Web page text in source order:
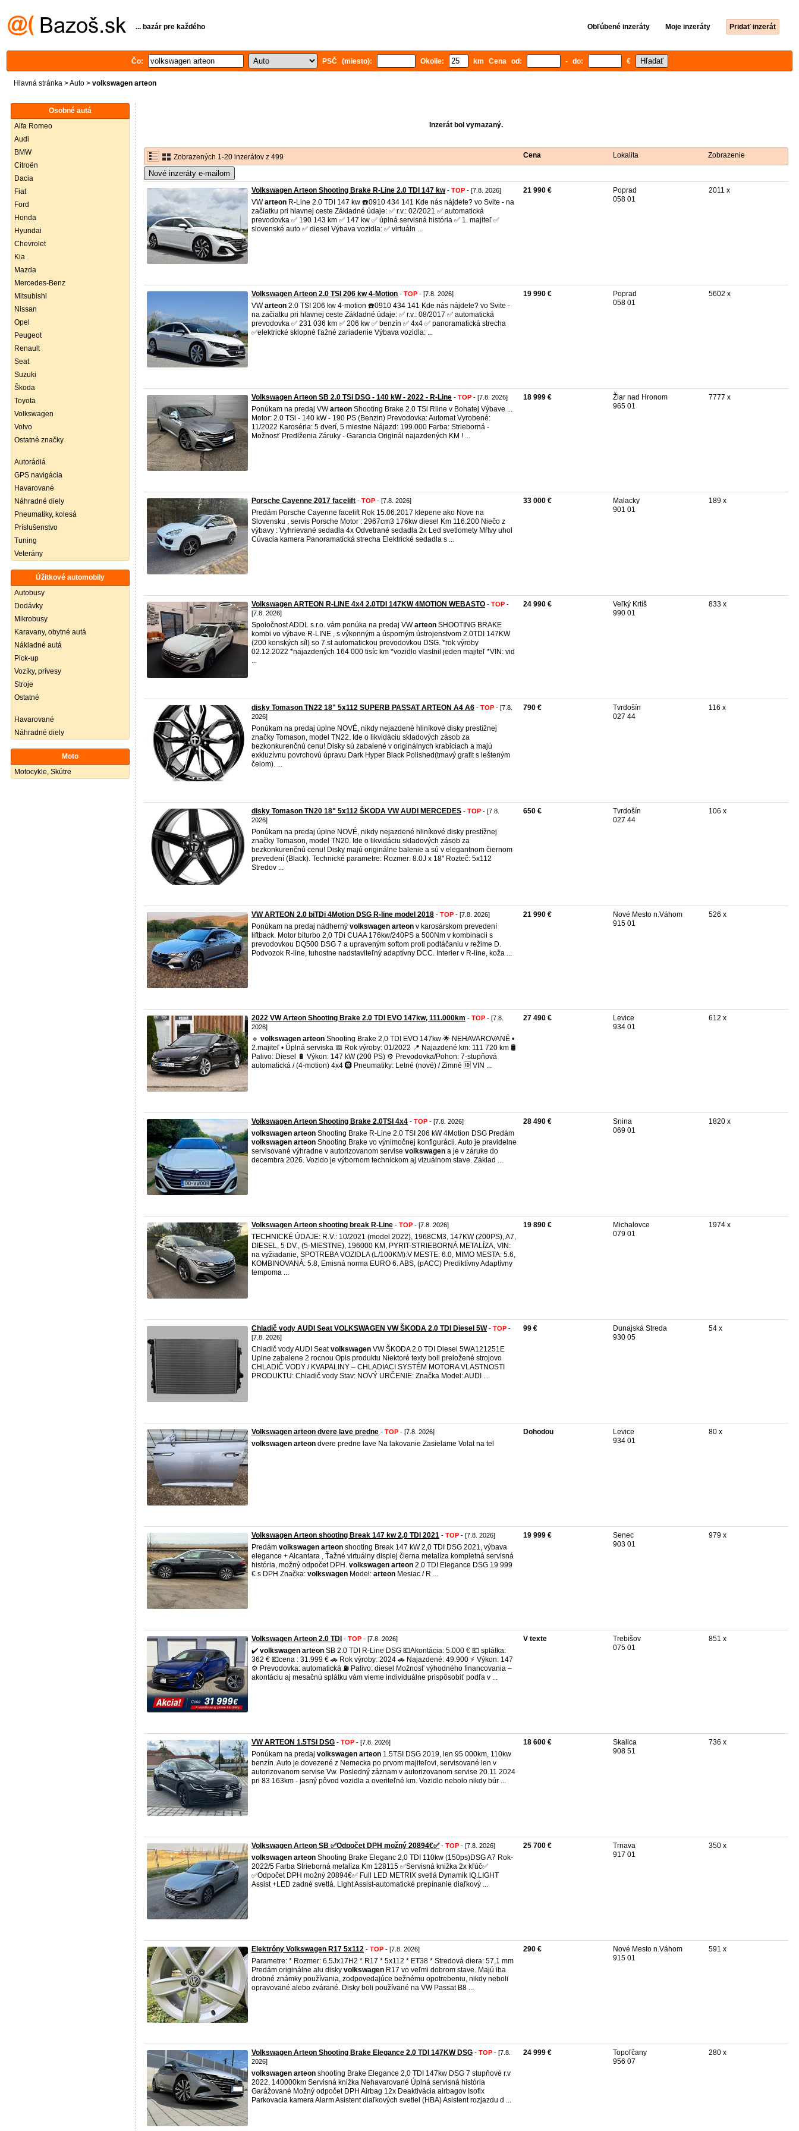
... bazár pre každého Obľúbené inzeráty Moje inzeráty Pridať inzerát
Čo: PSČ (miesto): Okolie: km Cena od: - do: €
Hlavná stránka >Auto > volkswagen arteon
Osobné autá
Alfa Romeo
Audi
BMW
Citroën
Dacia
Fiat
Ford
Honda
Hyundai
Chevrolet
Kia
Mazda
Mercedes-Benz
Mitsubishi
Nissan
Opel
Peugeot
Renault
Seat
Suzuki
Škoda
Toyota
Volkswagen
Volvo
Ostatné značky
Autorádiá
GPS navigácia
Havarované
Náhradné diely
Pneumatiky, kolesá
Príslušenstvo
Tuning
Veterány
Úžitkové automobily
Autobusy
Dodávky
Mikrobusy
Karavany, obytné autá
Nákladné autá
Pick-up
Vozíky, prívesy
Stroje
Ostatné
Havarované
Náhradné diely
Moto
Motocykle, Skútre
Inzerát bol vymazaný.
Zobrazených 1-20 inzerátov z 499 Cena Lokalita Zobrazenie
Nové inzeráty e-mailom
Volkswagen Arteon Shooting Brake R-Line 2.0 TDI 147 kw- TOP - [7.8. 2026]
VWarteon R-Line 2.0 TDI 147 kw ☎️0910 434 141 Kde nás nájdete? vo Svite - na
začiatku pri hlavnej ceste Základné údaje: ✅ r.v.: 02/2021 ✅ automatická
prevodovka ✅ 190 143 km ✅ 147 kw ✅ úplná servisná história ✅ 1. majiteľ ✅
slovenské auto ✅ diesel Výbava vozidla: ✅ virtuáln ...
21 990 €
Poprad
058 01
2011 x
Volkswagen Arteon 2.0 TSI 206 kw 4-Motion - TOP - [7.8. 2026]
VWarteon 2.0 TSI 206 kw 4-motion ☎️0910 434 141 Kde nás nájdete? vo Svite -
na začiatku pri hlavnej ceste Základné údaje: ✅ r.v.: 08/2017 ✅ automatická
prevodovka ✅ 231 036 km ✅ 206 kw ✅ benzín ✅ 4x4 ✅ panoramatická strecha
✅elektrické sklopné ťažné zariadenie Výbava vozidla: ...
19 990 €
Poprad
058 01
5602 x
Volkswagen Arteon SB 2.0 TSi DSG - 140 kW - 2022 - R-Line - TOP - [7.8. 2026]
Ponúkam na predaj VWarteon Shooting Brake 2.0 TSi Rline v Bohatej Výbave ...
Motor: 2.0 TSi - 140 kW - 190 PS (Benzin) Prevodovka: Automat Vyrobené:
11/2022 Karoséria: 5 dverí, 5 miestne Nájazd: 199.000 Farba: Strieborná -
Možnosť Predlženia Záruky - Garancia Originál najazdených KM ! ...
18 999 €
Žiar nad Hronom
965 01
7777 x
Porsche Cayenne 2017 facelift - TOP - [7.8. 2026]
Predám Porsche Cayenne facelift Rok 15.06.2017 klepene ako Nove na
Slovensku , servis Porsche Motor : 2967cm3 176kw diesel Km 116.200 Niečo z
výbavy : Vyhrievané sedadla 4x Odvetrané sedadla 2x Led svetlomety Mŕtvy uhol
Cúvacia kamera Panoramatická strecha Elektrické sedadla s ...
33 000 €
Malacky
901 01
189 x
Volkswagen ARTEON R-LINE 4x4 2.0TDI 147KW 4MOTION WEBASTO - TOP -
[7.8. 2026]
Spoločnost ADDL s.r.o. vám ponúka na predaj VWarteon SHOOTING BRAKE
kombi vo výbave R-LINE , s výkonným a úsporným ústrojenstvom 2.0TDI 147KW
(200 konských síl) so 7.st automatickou prevodovkou DSG. *rok výroby
02.12.2022 *najazdených 164 000 tisíc km *vozidlo vlastnil jeden majiteľ *VIN: vid
...
24 990 €
Veľký Krtíš
990 01
833 x
disky Tomason TN22 18" 5x112 SUPERB PASSAT ARTEON A4 A6 - TOP - [7.8.
2026]
Ponúkam na predaj úplne NOVÉ, nikdy nejazdené hliníkové disky prestížnej
značky Tomason, model TN22. Ide o likvidáciu skladových zásob za
bezkonkurenčnú cenu! Disky sú zabalené v originálnych krabiciach a majú
exkluzívnu povrchovú úpravu Dark Hyper Black Polished(tmavý grafit s lešteným
čelom). ...
790 €
Tvrdošín
027 44
116 x
disky Tomason TN20 18" 5x112 ŠKODA VW AUDI MERCEDES - TOP - [7.8.
2026]
Ponúkam na predaj úplne NOVÉ, nikdy nejazdené hliníkové disky prestížnej
značky Tomason, model TN20. Ide o likvidáciu skladových zásob za
bezkonkurenčnú cenu! Disky majú originálne balenie a sú v elegantnom čiernom
prevedení (Black). Technické parametre: Rozmer: 8.0J x 18" Rozteč: 5x112
Stredov ...
650 €
Tvrdošín
027 44
106 x
VW ARTEON 2.0 biTDi 4Motion DSG R-line model 2018 - TOP - [7.8. 2026]
Ponúkam na predaj nádherný volkswagen arteon v karosárskom prevedení
liftback. Motor biturbo 2,0 TDi CUAA 176kw/240PS a 500Nm v kombinacii s
prevodovkou DQ500 DSG 7 a upraveným softom proti podtáčaniu v režime D.
Podvozok R-line, tuhostne nadstaviteľný adaptívny DCC. Interier v R-line, koža ...
21 990 €
Nové Mesto n.Váhom
915 01
526 x
2022 VW Arteon Shooting Brake 2.0 TDI EVO 147kw, 111.000km - TOP - [7.8.
2026]
🔹 volkswagen arteon Shooting Brake 2,0 TDI EVO 147kw 🌟 NEHAVAROVANÉ •
2.majiteľ • Úplná serviska 📅 Rok výroby: 01/2022 📍 Najazdené km: 111 720 km 🛢️
Palivo: Diesel 🔋 Výkon: 147 kW (200 PS) ⚙️ Prevodovka/Pohon: 7-stupňová
automatická / (4-motion) 4x4 🛞 Pneumatiky: Letné (nové) / Zimné 🆔 VIN ...
27 490 €
Levice
934 01
612 x
Volkswagen Arteon Shooting Brake 2.0TSI 4x4 - TOP - [7.8. 2026]
volkswagen arteon Shooting Brake R-Line 2.0 TSI 206 kW 4Motion DSG Predám
volkswagen arteon Shooting Brake vo výnimočnej konfigurácii. Auto je pravidelne
servisované výhradne v autorizovanom servise volkswagen a je v záruke do
decembra 2026. Vozido je výbornom technickom aj vizuálnom stave. Základ ...
28 490 €
Snina
069 01
1820 x
Volkswagen Arteon shooting break R-Line - TOP - [7.8. 2026]
TECHNICKÉ ÚDAJE: R.V.: 10/2021 (model 2022), 1968CM3, 147KW (200PS), A7,
DIESEL, 5 DV., (5-MIESTNE), 196000 KM, PYRIT-STRIEBORNÁ METALÍZA, VIN:
na vyžiadanie, SPOTREBA VOZIDLA (L/100KM):V MESTE: 6.0, MIMO MESTA: 5.6,
KOMBINOVANÁ: 5.8, Emisná norma EURO 6. ABS, (pACC) Prediktívny Adaptívny
tempoma ...
19 890 €
Michalovce
079 01
1974 x
Chladič vody AUDI Seat VOLKSWAGEN VW ŠKODA 2.0 TDI Diesel 5W- TOP -
[7.8. 2026]
Chladič vody AUDI Seatvolkswagen VW ŠKODA 2.0 TDI Diesel 5WA121251E
Uplne zabalene 2 rocnou Opis produktu Niektoré texty boli preložené strojovo
CHLADIČ VODY / KVAPALINY – CHLADIACI SYSTÉM MOTORA VLASTNOSTI
PRODUKTU: Chladič vody Stav: NOVÝ URČENIE: Značka Model: AUDI ...
99 €
Dunajská Streda
930 05
54 x
Volkswagen arteon dvere lave predne - TOP - [7.8. 2026]
volkswagen arteon dvere predne lave Na lakovanie Zasielame Volat na tel
Dohodou
Levice
934 01
80 x
Volkswagen Arteon shooting Break 147 kw 2,0 TDI 2021 - TOP - [7.8. 2026]
Predám volkswagen arteon shooting Break 147 kW 2,0 TDI DSG 2021, výbava
elegance + Alcantara , Ťažné virtuálny displej čierna metalíza kompletná servisná
história, možný odpočet DPH. volkswagen arteon 2.0 TDI Elegance DSG 19 999
€ s DPH Značka: volkswagen Model: arteon Mesiac / R ...
19 999 €
Senec
903 01
979 x
Volkswagen Arteon 2.0 TDI - TOP - [7.8. 2026]
✔️ volkswagen arteon SB 2.0 TDI R-Line DSG 💶Akontácia: 5.000 € 💶 splátka:
362 € 💶cena : 31.999 € 🚗 Rok výroby: 2024 🚗 Najazdené: 49.900 ⚡ Výkon: 147
⚙ Prevodovka: automatická ⛽ Palivo: diesel Možnosť výhodného financovania –
akontáciu aj mesačnú splátku vám vieme individuálne prispôsobiť podľa v ...
V texte
Trebišov
075 01
851 x
VW ARTEON 1.5TSI DSG - TOP - [7.8. 2026]
Ponúkam na predaj volkswagen arteon 1.5TSI DSG 2019, len 95 000km, 110kw
benzín. Auto je dovezené z Nemecka po prvom majiteľovi, servisované len v
autorizovanom servise Vw. Posledný záznam v autorizovanom servise 20.11 2024
pri 83 163km - jasný pôvod vozidla a overiteľné km. Vozidlo nebolo nikdy búr ...
18 600 €
Skalica
908 51
736 x
Volkswagen Arteon SB ✅️Odpočet DPH možný 20894€✅️- TOP - [7.8. 2026]
volkswagen arteon Shooting Brake Eleganc 2,0 TDI 110kw (150ps)DSG A7 Rok-
2022/5 Farba Strieborná metalíza Km 128115 ✅️Servisná knižka 2x kľúč✅️
✅️Odpočet DPH možný 20894€✅️ Full LED METRIX svetlá Dynamik IQ.LIGHT
Assist +LED zadné svetlá. Light Assist-automatické prepínanie diaľkový ...
25 700 €
Trnava
917 01
350 x
Elektróny Volkswagen R17 5x112 - TOP - [7.8. 2026]
Parametre: * Rozmer: 6.5Jx17H2 * R17 * 5x112 * ET38 * Stredová diera: 57,1 mm
Predám originálne alu disky volkswagen R17 vo veľmi dobrom stave. Majú iba
drobné známky používania, zodpovedajúce bežnému opotrebeniu, nikdy neboli
opravované alebo zvárané. Disky boli používané na VW Passat B8 ...
290 €
Nové Mesto n.Váhom
915 01
591 x
Volkswagen Arteon Shooting Brake Elegance 2.0 TDI 147KW DSG - TOP - [7.8.
2026]
volkswagen arteon shooting Brake Elegance 2,0 TDI 147kw DSG 7 stupňové r.v
2022, 140000km Servisná knižka Nehavarované Úplná servisná história
Garážované Možný odpočet DPH Airbag 12x Deaktivácia airbagov Isofix
Parkovacia kamera Alarm Asistent diaľkových svetiel (HBA) Asistent rozjazdu d ...
24 999 €
Topoľčany
956 07
280 x